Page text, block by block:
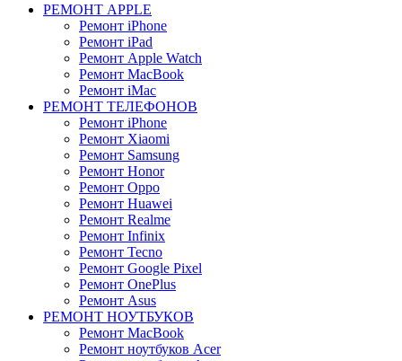
РЕМОНТ APPLE
Ремонт iPhone
Ремонт iPad
Ремонт Apple Watch
Ремонт MacBook
Ремонт iMac
РЕМОНТ ТЕЛЕФОНОВ
Ремонт iPhone
Ремонт Xiaomi
Ремонт Samsung
Ремонт Honor
Ремонт Oppo
Ремонт Huawei
Ремонт Realme
Ремонт Infinix
Ремонт Tecno
Ремонт Google Pixel
Ремонт OnePlus
Ремонт Asus
РЕМОНТ НОУТБУКОВ
Ремонт MacBook
Ремонт ноутбуков Acer